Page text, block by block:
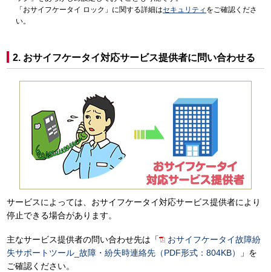
「おサイフケータイ ロック」に関する詳細はセキュリティ をご確認くださ
い。
2. おサイフケータイ対応サービス提供者に問い合わせる
サービスによっては、おサイフケータイ対応サービス提供者により
停止できる場合があります。
主なサービス提供者の問い合わせ先は「
おサイフケータイ故障紛
失サポートツール_故障・紛失時連絡先（PDF形式：804KB）
」を
ご確認ください。